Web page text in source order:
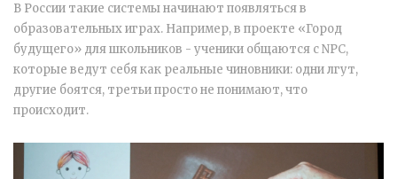
В России такие системы начинают появляться в
образовательных играх. Например, в проекте «Город
будущего» для школьников - ученики общаются с NPC,
которые ведут себя как реальные чиновники: одни лгут,
другие боятся, третьи просто не понимают, что
происходит.